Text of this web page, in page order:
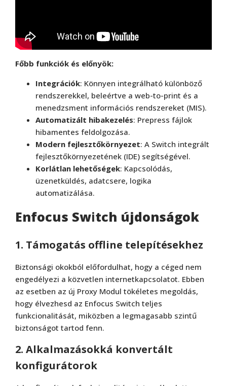
Főbb funkciók és előnyök:
Integrációk: Könnyen integrálható különböző
rendszerekkel, beleértve a web-to-print és a
menedzsment információs rendszereket (MIS).
Automatizált hibakezelés: Prepress fájlok
hibamentes feldolgozása.
Modern fejlesztőkörnyezet: A Switch integrált
fejlesztőkörnyezetének (IDE) segítségével.
Korlátlan lehetőségek: Kapcsolódás,
üzenetküldés, adatcsere, logika
automatizálása.
Enfocus Switch újdonságok
1. Támogatás offline telepítésekhez
Biztonsági okokból előfordulhat, hogy a céged nem
engedélyezi a közvetlen internetkapcsolatot. Ebben
az esetben az új Proxy Modul tökéletes megoldás,
hogy élvezhesd az Enfocus Switch teljes
funkcionalitását, miközben a legmagasabb szintű
biztonságot tartod fenn.
2. Alkalmazásokká konvertált
konfigurátorok